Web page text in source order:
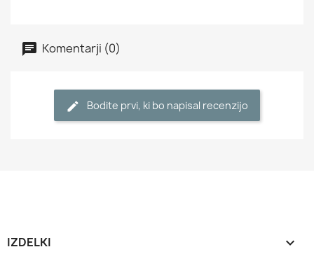
Komentarji (0)
Bodite prvi, ki bo napisal recenzijo
IZDELKI 